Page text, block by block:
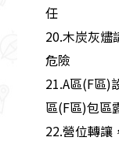
任
20.木炭灰燼
危險
21.A區(F區)
區(F區)包區
22.營位轉讓